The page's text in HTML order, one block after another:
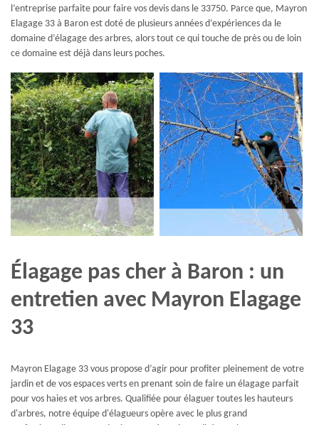
l’entreprise parfaite pour faire vos devis dans le 33750. Parce que, Mayron
Elagage 33 à Baron est doté de plusieurs années d’expériences da le
domaine d’élagage des arbres, alors tout ce qui touche de près ou de loin
ce domaine est déjà dans leurs poches.
Élagage pas cher à Baron : un
entretien avec Mayron Elagage
33
Mayron Elagage 33 vous propose d’agir pour profiter pleinement de votre
jardin et de vos espaces verts en prenant soin de faire un élagage parfait
pour vos haies et vos arbres. Qualifiée pour élaguer toutes les hauteurs
d'arbres, notre équipe d'élagueurs opère avec le plus grand